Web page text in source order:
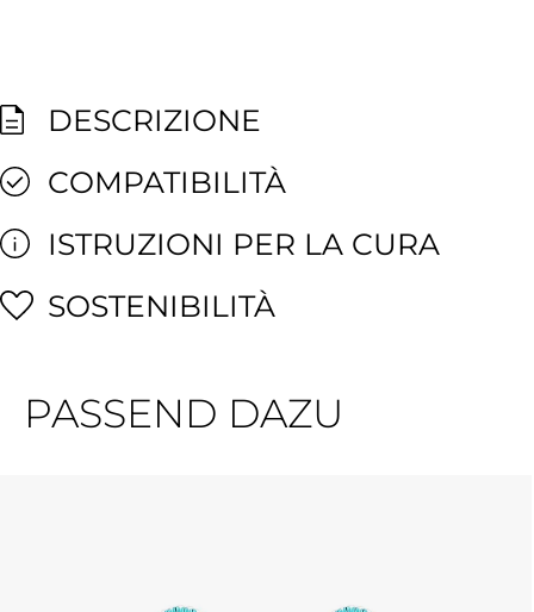
DESCRIZIONE
COMPATIBILITÀ
ISTRUZIONI PER LA CURA
SOSTENIBILITÀ
PASSEND DAZU